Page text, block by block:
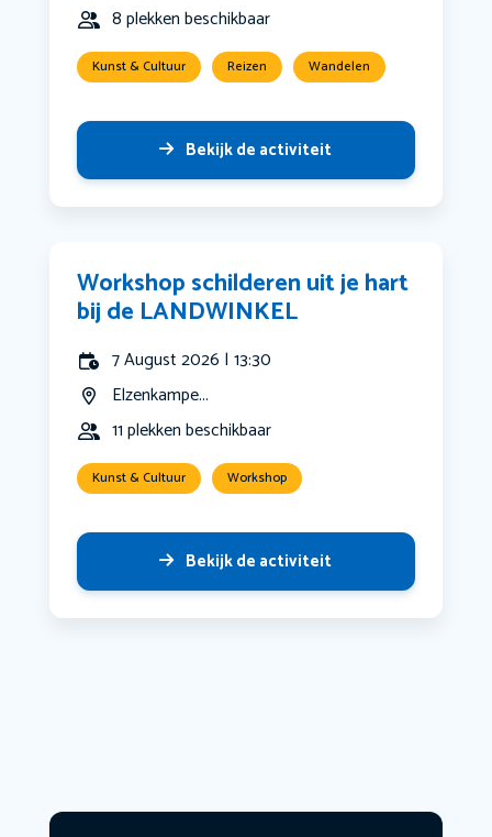
8 plekken beschikbaar
Kunst & Cultuur Reizen Wandelen
Bekijk de activiteit
Workshop schilderen uit je hart
bij de LANDWINKEL
7 August 2026 | 13:30
Elzenkampe...
11 plekken beschikbaar
Kunst & Cultuur Workshop
Bekijk de activiteit